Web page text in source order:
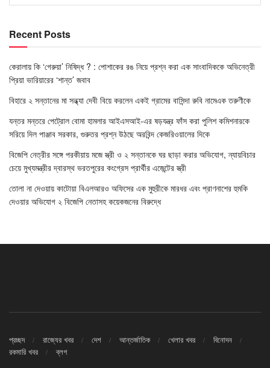
Recent Posts
কেরালায় কি ‘গেরুয়া’ নিষিদ্ধ ? : পোশাকের রঙ নিয়ে প্রশ্ন করা এক সাংবাদিককে অভিনেত্রী
প্রিয়া ভারিয়ারের ‘শান্ত’ জবাব
বিহারে ২ সন্তানের মা সন্ধ্যা দেবী বিয়ে করলেন একই গ্রামের বাসিন্দা রুবি নামেএক তরুণীকে
যন্তর মন্তরে পেট্রোল বোমা হামলার আইএসআই-এর ষড়যন্ত্র ফাঁস করা পুলিশ কমিশনারকে
সরিয়ে দিল পাঞ্জাব সরকার, গুরুতর প্রশ্ন উঠছে অরবিন্দ কেজরিওয়ালের দিকে
বিজেপি নেত্রীর সঙ্গে পরকীয়ায় মজে স্ত্রী ও ২ সন্তানকে ঘর ছাড়া করার অভিযোগ, ন্যায়বিচার
চেয়ে মুখ্যমন্ত্রীর দ্বারস্থ ভরতপুরের কংগ্রেস প্রার্থীর এজেন্টের স্ত্রী
তোলা না দেওয়ায় কাটোয়া বিএলআরও অফিসের এক মুহুরীকে মারধর এবং প্রাণনাশের হুমকি
দেওয়ার অভিযোগ ২ বিজেপি নেতাসহ কয়েকজনের বিরুদ্ধে
প্রচ্ছদ রাজ্যের খবর দেশ আন্তর্জাতিক খেলার খবর
বিনোদন
রকমারি খবর
ব্লগ